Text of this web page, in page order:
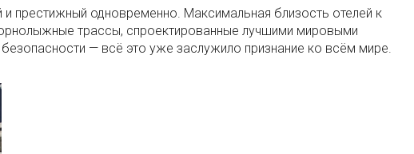
престижный одновременно. Максимальная близость отелей к
трассы, спроектированные лучшими мировыми
— всё это уже заслужило признание ко всём мире.